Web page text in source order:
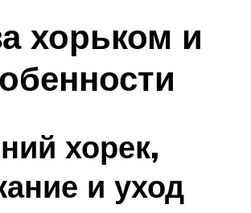
хорьком и
хорек,
и уход